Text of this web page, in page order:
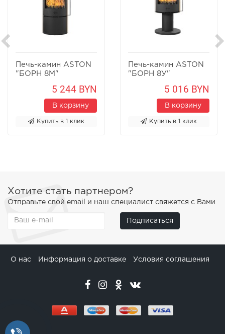
Печь-камин ASTON
"БОРН 8М"
5 244 BYN
В корзину
Купить в 1 клик
Печь-камин ASTON
"БОРН 8У"
5 016 BYN
В корзину
Купить в 1 клик
Хотите стать партнером?
Отправьте свой email и наш специалист свяжется с Вами
Подписаться
О нас Информация о доставке Условия соглашения